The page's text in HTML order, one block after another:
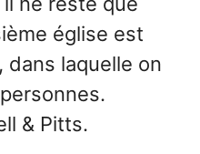
église est
dans laquelle on
& Pitts.